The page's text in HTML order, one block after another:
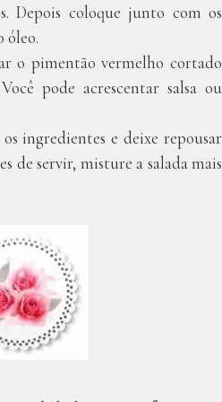
Depois coloque junto com os
óleo.
o pimentão vermelho cortado
pode acrescentar salsa ou
ingredientes e deixe repousar
de servir, misture a salada mais